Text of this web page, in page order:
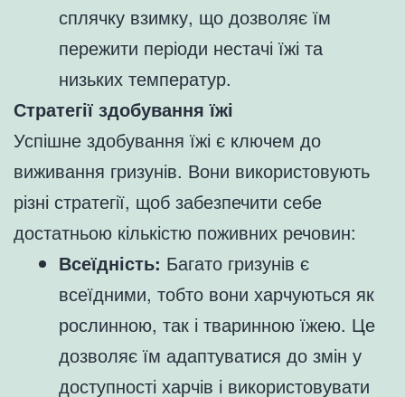
сплячку взимку, що дозволяє їм
пережити періоди нестачі їжі та
низьких температур.
Стратегії здобування їжі
Успішне здобування їжі є ключем до
виживання гризунів. Вони використовують
різні стратегії, щоб забезпечити себе
достатньою кількістю поживних речовин:
Всеїдність: Багато гризунів є
всеїдними, тобто вони харчуються як
рослинною, так і тваринною їжею. Це
дозволяє їм адаптуватися до змін у
доступності харчів і використовувати